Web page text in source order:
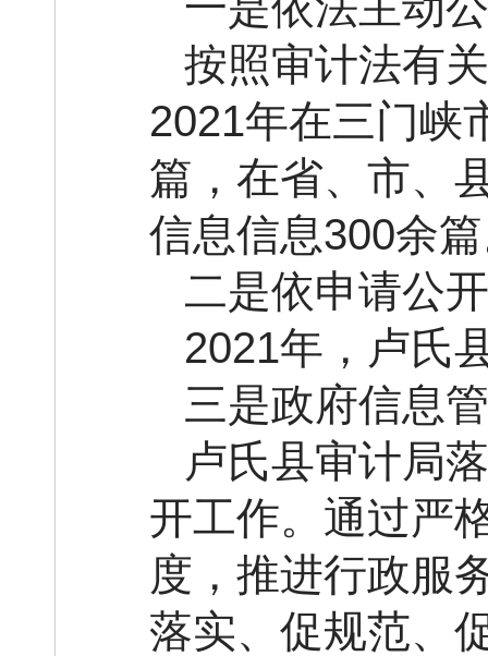
按照审计法有
2021年在三门峡
篇，在省、市、
信息信息300余
二是依申请公
2021年，卢氏
三是政府信息
卢氏县审计局
开工作。通过严
度，推进行政服
落实、促规范、